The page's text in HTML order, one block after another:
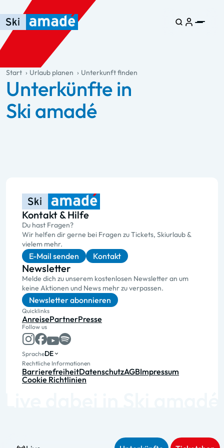
Zum Haupt-Inhalt springen
Springe zur Tabelle
Zur Haupt-Navigation springen
general.table-of-content
Start Urlaub planen Unterkunft finden
Unterkünfte in
Ski amadé
Kontakt & Hilfe
Du hast Fragen?
Wir helfen dir gerne bei Fragen zu Tickets, Skiurlaub &
vielem mehr.
E-Mail senden Kontakt
Newsletter
Melde dich zu unserem kostenlosen Newsletter an um
keine Aktionen und News mehr zu verpassen.
Newsletter abonnieren
Quicklinks
AnreisePartnerPresse
Follow us
SpracheDE
Rechtliche Informationen
BarrierefreiheitDatenschutzAGBImpressum
Cookie Richtlinien